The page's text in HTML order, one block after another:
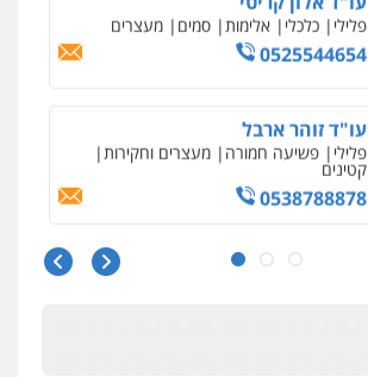
פלילי כלכלי אלימות סמים מעצרים
0525544654
עו"ד זוהר ארבל
פלילי פשיעה חמורה מעצרים וחקירות
קטינים
0538788878
עו"ד שלי גורביץ – לוי
מעצרים